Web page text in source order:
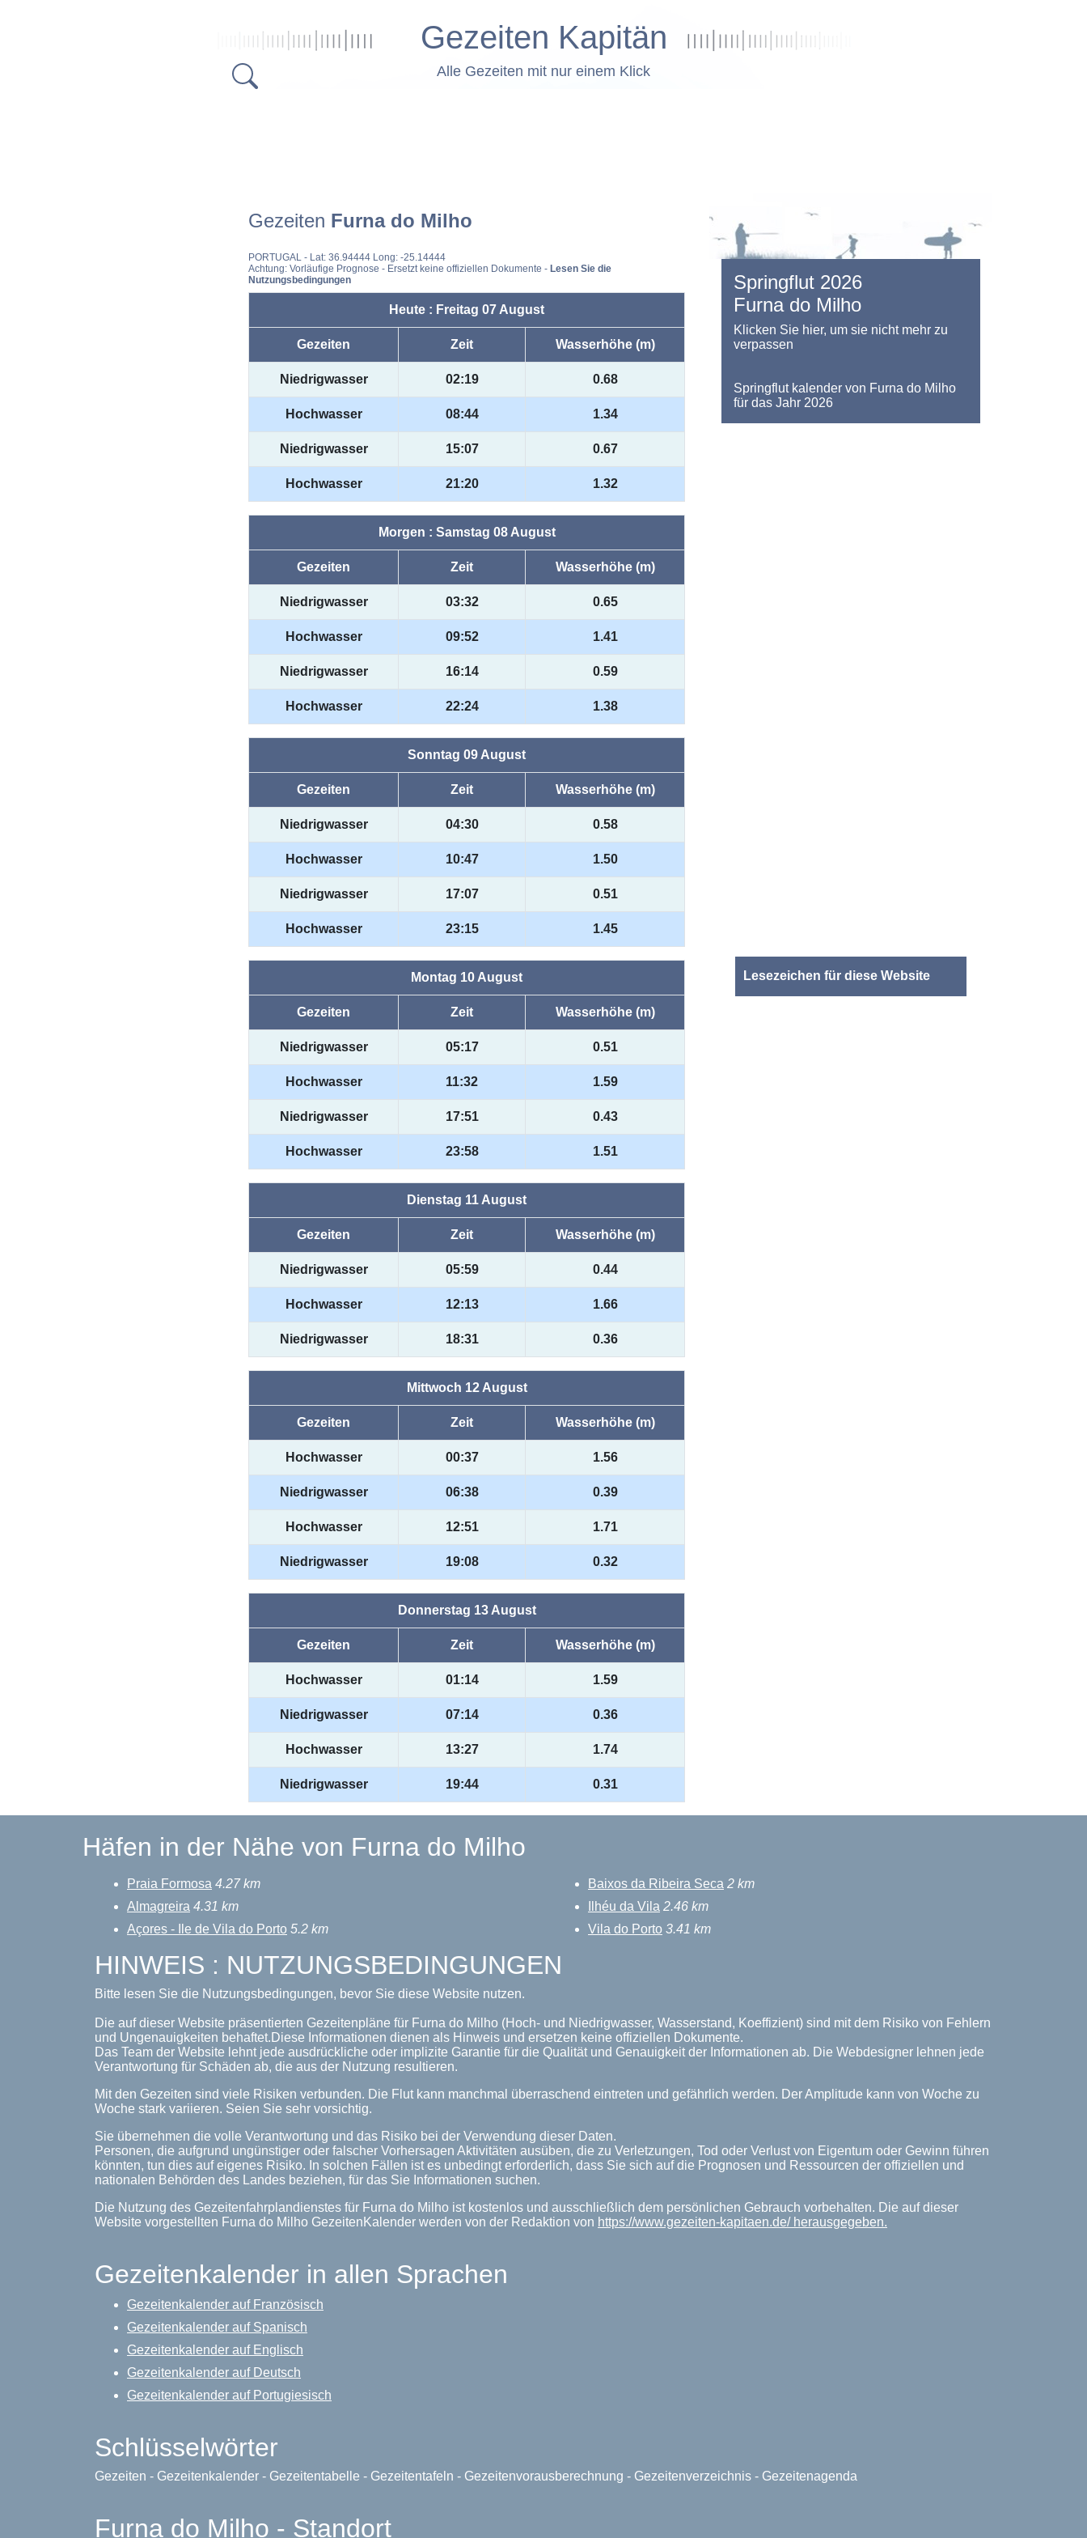
Gezeiten Kapitän
Alle Gezeiten mit nur einem Klick
Gezeiten Furna do Milho
PORTUGAL - Lat: 36.94444 Long: -25.14444
Achtung: Vorläufige Prognose - Ersetzt keine offiziellen Dokumente - Lesen Sie die
Nutzungsbedingungen
Heute : Freitag 07 August
Gezeiten Zeit Wasserhöhe (m)
Niedrigwasser 02:19 0.68
Hochwasser 08:44 1.34
Niedrigwasser 15:07 0.67
Hochwasser 21:20 1.32
Morgen : Samstag 08 August
Gezeiten Zeit Wasserhöhe (m)
Niedrigwasser 03:32 0.65
Hochwasser 09:52 1.41
Niedrigwasser 16:14 0.59
Hochwasser 22:24 1.38
Sonntag 09 August
Gezeiten Zeit Wasserhöhe (m)
Niedrigwasser 04:30 0.58
Hochwasser 10:47 1.50
Niedrigwasser 17:07 0.51
Hochwasser 23:15 1.45
Montag 10 August
Gezeiten Zeit Wasserhöhe (m)
Niedrigwasser 05:17 0.51
Hochwasser 11:32 1.59
Niedrigwasser 17:51 0.43
Hochwasser 23:58 1.51
Dienstag 11 August
Gezeiten Zeit Wasserhöhe (m)
Niedrigwasser 05:59 0.44
Hochwasser 12:13 1.66
Niedrigwasser 18:31 0.36
Mittwoch 12 August
Gezeiten Zeit Wasserhöhe (m)
Hochwasser 00:37 1.56
Niedrigwasser 06:38 0.39
Hochwasser 12:51 1.71
Niedrigwasser 19:08 0.32
Donnerstag 13 August
Gezeiten Zeit Wasserhöhe (m)
Hochwasser 01:14 1.59
Niedrigwasser 07:14 0.36
Hochwasser 13:27 1.74
Niedrigwasser 19:44 0.31
Springflut 2026
Furna do Milho
Klicken Sie hier, um sie nicht mehr zu
verpassen
Springflut kalender von Furna do Milho
für das Jahr 2026
Lesezeichen für diese Website
Häfen in der Nähe von Furna do Milho
Praia Formosa 4.27 km
Almagreira 4.31 km
Açores - Ile de Vila do Porto 5.2 km
Baixos da Ribeira Seca 2 km
Ilhéu da Vila 2.46 km
Vila do Porto 3.41 km
HINWEIS : NUTZUNGSBEDINGUNGEN
Bitte lesen Sie die Nutzungsbedingungen, bevor Sie diese Website nutzen.
Die auf dieser Website präsentierten Gezeitenpläne für Furna do Milho (Hoch- und Niedrigwasser, Wasserstand, Koeffizient) sind mit dem Risiko von Fehlern
und Ungenauigkeiten behaftet.Diese Informationen dienen als Hinweis und ersetzen keine offiziellen Dokumente.
Das Team der Website lehnt jede ausdrückliche oder implizite Garantie für die Qualität und Genauigkeit der Informationen ab. Die Webdesigner lehnen jede
Verantwortung für Schäden ab, die aus der Nutzung resultieren.
Mit den Gezeiten sind viele Risiken verbunden. Die Flut kann manchmal überraschend eintreten und gefährlich werden. Der Amplitude kann von Woche zu
Woche stark variieren. Seien Sie sehr vorsichtig.
Sie übernehmen die volle Verantwortung und das Risiko bei der Verwendung dieser Daten.
Personen, die aufgrund ungünstiger oder falscher Vorhersagen Aktivitäten ausüben, die zu Verletzungen, Tod oder Verlust von Eigentum oder Gewinn führen
könnten, tun dies auf eigenes Risiko. In solchen Fällen ist es unbedingt erforderlich, dass Sie sich auf die Prognosen und Ressourcen der offiziellen und
nationalen Behörden des Landes beziehen, für das Sie Informationen suchen.
Die Nutzung des Gezeitenfahrplandienstes für Furna do Milho ist kostenlos und ausschließlich dem persönlichen Gebrauch vorbehalten. Die auf dieser
Website vorgestellten Furna do Milho GezeitenKalender werden von der Redaktion von https://www.gezeiten-kapitaen.de/ herausgegeben.
Gezeitenkalender in allen Sprachen
Gezeitenkalender auf Französisch
Gezeitenkalender auf Spanisch
Gezeitenkalender auf Englisch
Gezeitenkalender auf Deutsch
Gezeitenkalender auf Portugiesisch
Schlüsselwörter
Gezeiten - Gezeitenkalender - Gezeitentabelle - Gezeitentafeln - Gezeitenvorausberechnung - Gezeitenverzeichnis - Gezeitenagenda
Furna do Milho - Standort